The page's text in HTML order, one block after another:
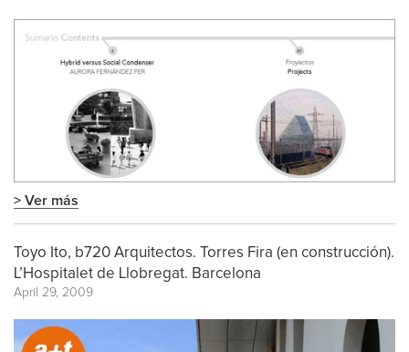
> Ver más
Toyo Ito, b720 Arquitectos. Torres Fira (en construcción).
L’Hospitalet de Llobregat. Barcelona
April 29, 2009